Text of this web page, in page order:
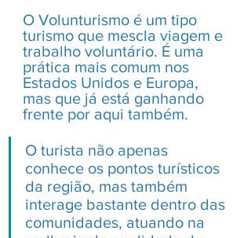
O Volunturismo é um tipo
turismo que mescla viagem e
trabalho voluntário. É uma
prática mais comum nos
Estados Unidos e Europa,
mas que já está ganhando
frente por aqui também.
O turista não apenas
conhece os pontos turísticos
da região, mas também
interage bastante dentro das
comunidades, atuando na